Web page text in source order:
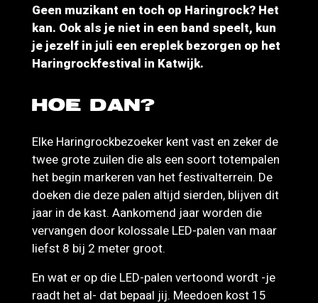
Geen muzikant en toch op Haringrock? Het
kan. Ook als je niet in een band speelt, kun
je jezelf in juli een ereplek bezorgen op het
Haringrockfestival in Katwijk.
HOE DAN?
Elke Haringrockbezoeker kent vast en zeker de
twee grote zuilen die als een soort totempalen
het begin markeren van het festivalterrein. De
doeken die deze palen altijd sierden, blijven dit
jaar in de kast. Aankomend jaar worden die
vervangen door kolossale LED-palen van maar
liefst 8 bij 2 meter groot.
En wat er op die LED-palen vertoond wordt -je
raadt het al- dat bepaal jij. Meedoen kost 15